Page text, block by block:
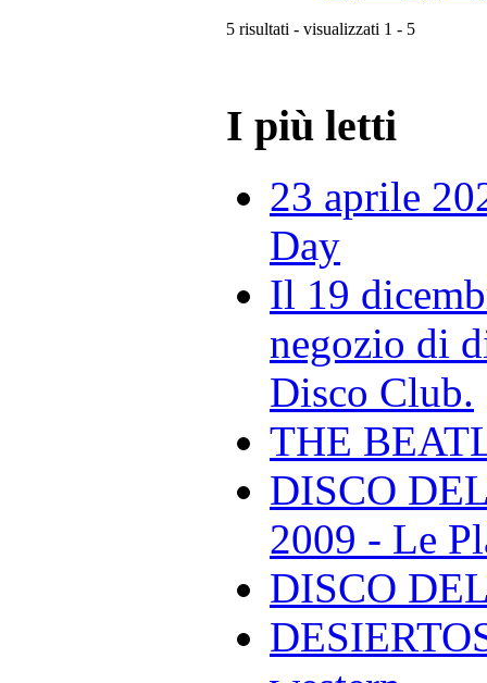
5 risultati - visualizzati 1 - 5
I più letti
23 aprile
Day
Il 19
negozio di
Disco Club.
THE
DISCO
2009 - Le
DISCO